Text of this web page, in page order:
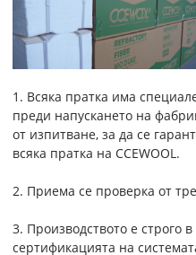
1. Всяка пратка има
преди напускането на
от изпитване, за да се
всяка пратка на CCEWOOL.
2. Приема се проверка от
3. Производството е строго
сертификацията на